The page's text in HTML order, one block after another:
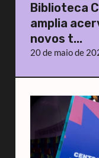
Biblioteca
amplia
novos t...
20 de maio de